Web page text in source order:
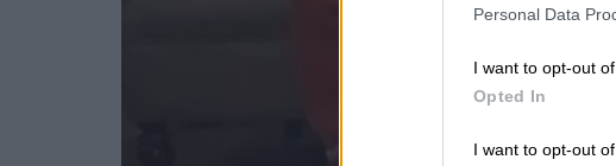
Personal Data
I want to opt-out
Opted In
I want to opt-out